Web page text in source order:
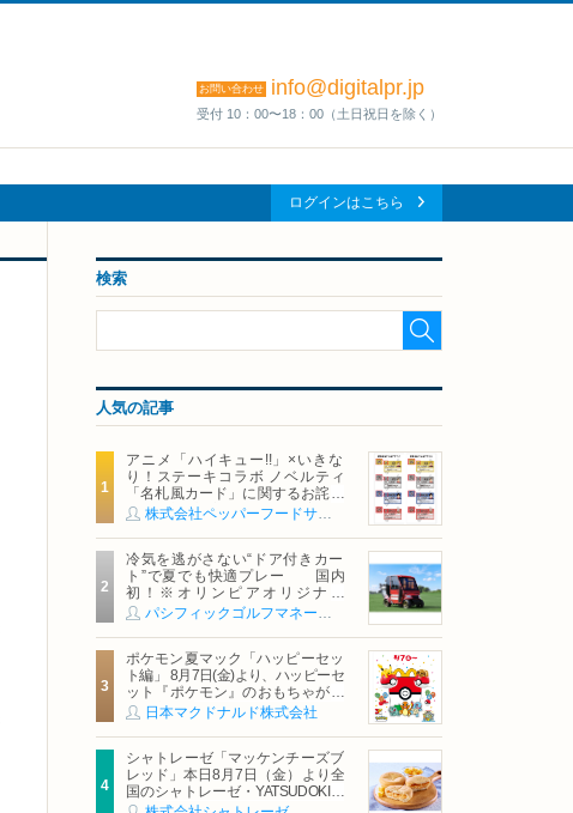
お問い合わせ info@digitalpr.jp
受付 10：00〜18：00（土日祝日を除く）
ログインはこちら
検索
人気の記事
アニメ「ハイキュー!!」×いきな
り！ステーキコラボ ノベルティ
「名札風カード」に関するお詫び
および交換対応についてのご案内
冷気を逃がさない“ドア付きカー
ト”で夏でも快適プレー 国内
初！※オリンピアオリジナル
「AirCon Cart（エアコンカー
ト）」導入 | ＰＧＭ
ポケモン夏マック「ハッピーセッ
ト編」 8月7日(金)より、ハッピーセ
ット『ポケモン』のおもちゃが期
間限定登場
日本マクドナルド株式会社
シャトレーゼ「マッケンチーズブ
レッド」本日8月7日（金）より全
国のシャトレーゼ・YATSUDOKIで
発売